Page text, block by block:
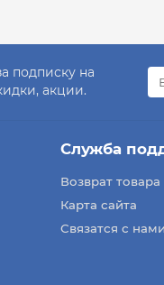
подписку на
акции.
Служба
Возврат товара
Карта сайта
Связатся с нами